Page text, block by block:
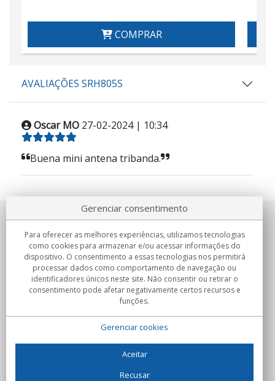
COMPRAR
AVALIAÇÕES SRH805S
Oscar MO 27-02-2024 | 10:34
Buena mini antena tribanda.
Sobre nosotros
Compromissos
Compras
Gerenciar consentimento
Para oferecer as melhores experiências, utilizamos tecnologias
como cookies para armazenar e/ou acessar informações do
dispositivo. O consentimento a essas tecnologias nos permitirá
processar dados como comportamento de navegação ou
identificadores únicos neste site. Não consentir ou retirar o
consentimento pode afetar negativamente certos recursos e
funções.
Gerenciar cookies
Aceitar
Recusar